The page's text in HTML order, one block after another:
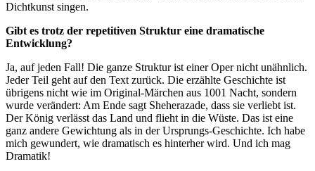
Dichtkunst singen.
Gibt es trotz der repetitiven Struktur eine dramatische
Entwicklung?
Ja, auf jeden Fall! Die ganze Struktur ist einer Oper nicht unähnlich.
Jeder Teil geht auf den Text zurück. Die erzählte Geschichte ist
übrigens nicht wie im Original-Märchen aus 1001 Nacht, sondern
wurde verändert: Am Ende sagt Sheherazade, dass sie verliebt ist.
Der König verlässt das Land und flieht in die Wüste. Das ist eine
ganz andere Gewichtung als in der Ursprungs-Geschichte. Ich habe
mich gewundert, wie dramatisch es hinterher wird. Und ich mag
Dramatik!